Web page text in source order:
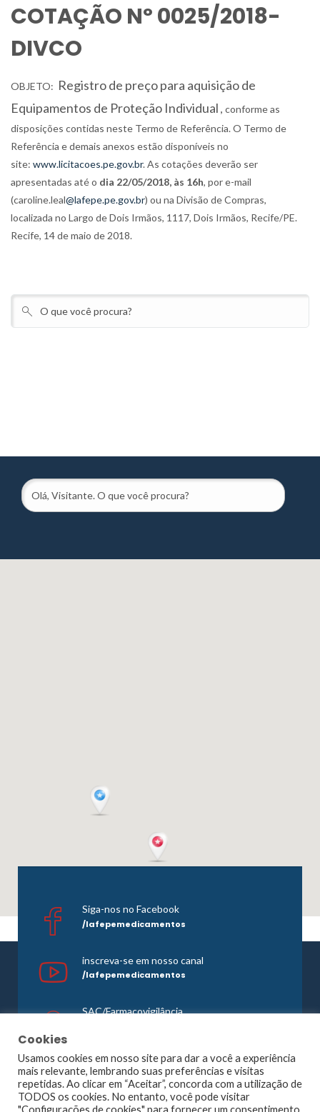
COTAÇÃO Nº 0025/2018-
DIVCO
OBJETO: Registro de preço para aquisição de
Equipamentos de Proteção Individual , conforme as
disposições contidas neste Termo de Referência. O Termo de
Referência e demais anexos estão disponíveis no
site: www.licitacoes.pe.gov.br. As cotações deverão ser
apresentadas até o dia 22/05/2018, às 16h, por e-mail
(caroline.leal@lafepe.pe.gov.br) ou na Divisão de Compras,
localizada no Largo de Dois Irmãos, 1117, Dois Irmãos, Recife/PE.
Recife, 14 de maio de 2018.
Siga-nos no Facebook
/lafepemedicamentos
inscreva-se em nosso canal
/lafepemedicamentos
SAC/Farmacovigilância
©1965 - 2026 Todos os direitos reservados. Lafepe |
Wordpress Optimized byAgência Planner
Cookies
Usamos cookies em nosso site para dar a você a experiência
mais relevante, lembrando suas preferências e visitas
repetidas. Ao clicar em “Aceitar”, concorda com a utilização de
TODOS os cookies. No entanto, você pode visitar
"Configurações de cookies" para fornecer um consentimento